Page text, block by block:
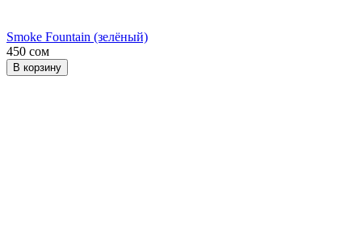
Smoke Fountain (зелёный)
450 сом
В корзину